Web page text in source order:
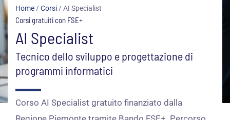
Home/Corsi/AI Specialist
Corsi gratuiti con FSE+
AI Specialist
Tecnico dello sviluppo e progettazione di
programmi informatici
Corso AI Specialist gratuito finanziato dalla